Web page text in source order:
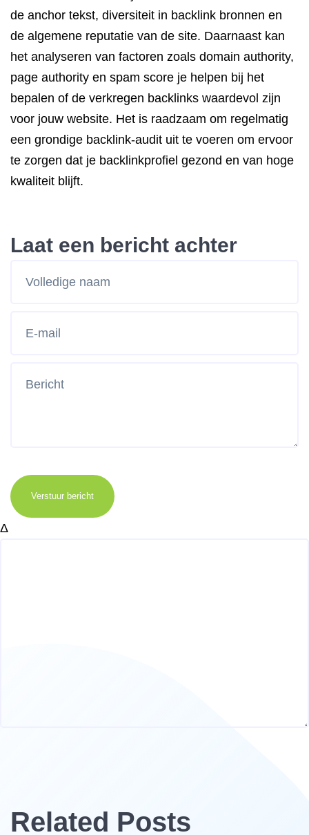
de anchor tekst, diversiteit in backlink bronnen en
de algemene reputatie van de site. Daarnaast kan
het analyseren van factoren zoals domain authority,
page authority en spam score je helpen bij het
bepalen of de verkregen backlinks waardevol zijn
voor jouw website. Het is raadzaam om regelmatig
een grondige backlink-audit uit te voeren om ervoor
te zorgen dat je backlinkprofiel gezond en van hoge
kwaliteit blijft.
Laat een bericht achter
Verstuur bericht
Δ
Related Posts